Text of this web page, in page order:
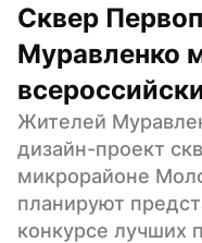
Сквер
Муравленко
Жителей
дизайн-проект
микрорайоне
планируют
конкурсе лучших